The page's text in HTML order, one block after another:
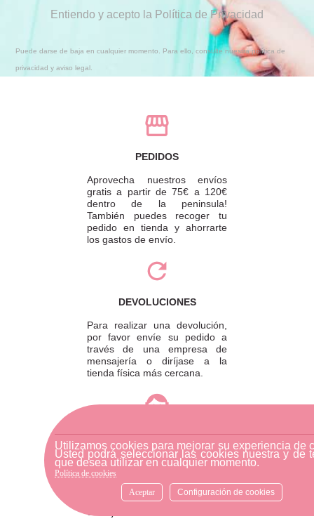
Utilizamos cookies para mejorar su experiencia de
Usted podrá seleccionar las cookies nuestra y de
que desea utilizar en cualquier momento.
Política de cookies
Aceptar
Configuración de cookies
Entiendo y acepto la Política de Privacidad
Puede darse de baja en cualquier momento. Para ello, consulte nuestra política de
privacidad y aviso legal.
PEDIDOS
Aprovecha nuestros envíos
gratis a partir de 75€ a 120€
dentro de la peninsula!
También puedes recoger tu
pedido en tienda y ahorrarte
los gastos de envío.
DEVOLUCIONES
Para realizar una devolución,
por favor envíe su pedido a
través de una empresa de
mensajería o diríjase a la
tienda física más cercana.
ATENCIÓN AL CLIENTE
Si necesitas ayuda, no dudes
en escribirnos por medio de
WhatsApp al número
633540808. Estamos aquí para
resolver tus dudas y ofrecerte